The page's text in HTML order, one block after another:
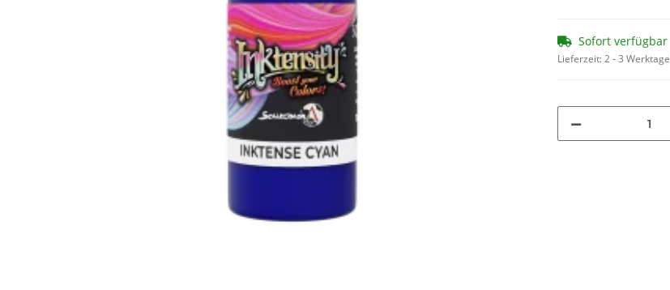
Sofort verfügbar
Lieferzeit:2 - 3 Werktage